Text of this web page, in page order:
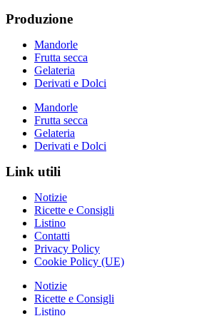
Produzione
Mandorle
Frutta secca
Gelateria
Derivati e Dolci
Mandorle
Frutta secca
Gelateria
Derivati e Dolci
Link utili
Notizie
Ricette e Consigli
Listino
Contatti
Privacy Policy
Cookie Policy (UE)
Notizie
Ricette e Consigli
Listino